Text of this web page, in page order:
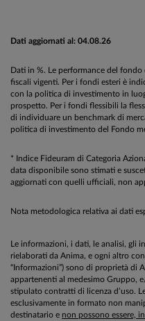
Dati aggiornati al: 04.08.26
Dati in %. Le performance del
fiscali vigenti. Per i fondi esteri è
con la politica di investimento in
prospetto. Per i fondi flessibili la
di individuare un benchmark di
politica di investimento del Fondo
* Indice Fideuram di Categoria
data disponibile sono stimati e
aggiornati con quelli ufficiali, non
Nota metodologica relativa ai dati
Le informazioni, i dati, le analisi, gli
rielaborati da Anima, e ogni altro
“Informazioni”) sono di proprietà di
appartenenti al medesimo Gruppo,
stipulato contratti di licenza d’uso.
esclusivamente in formato non
destinatario e non possono essere,